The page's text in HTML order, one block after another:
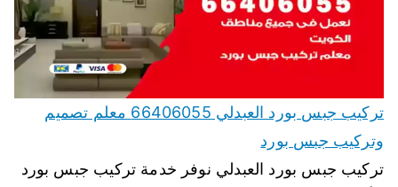
تركيب جبس بورد العبدلي 66406055 معلم تصميم
وتركيب جبس بورد
تركيب جبس بورد العبدلي نوفر خدمة تركيب جبس بورد